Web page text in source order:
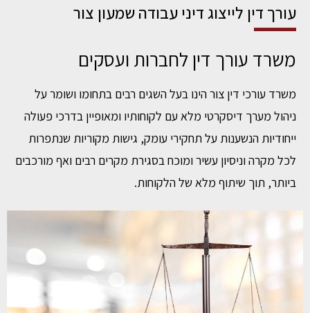
עורך דין לייצוג דיני עבודה שמעון צור
משרד עורך דין לחברות ועסקים
משרד עורכי דין צור הינו בעל השגים רבים בתחומו ושומר על
ניהול מערך דיסקרטי מלא עם לקוחותיו ומאופיין בדרכי פעולה
ייחודיות הנשענות על תחקירי עומק, גישות מקוריות שנתפרות
לכל מקרה וניסיון עשיר ומוכח בסגירת מקרים רבים ואף מורכבים
ביותר, תוך שיתוף מלא של הלקוחות.